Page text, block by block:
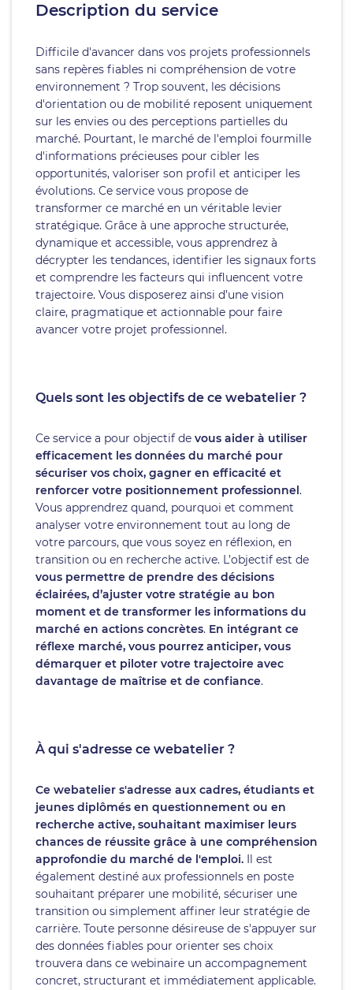
Description du service
Difficile d'avancer dans vos projets professionnels
sans repères fiables ni compréhension de votre
environnement ? Trop souvent, les décisions
d'orientation ou de mobilité reposent uniquement
sur les envies ou des perceptions partielles du
marché. Pourtant, le marché de l'emploi fourmille
d'informations précieuses pour cibler les
opportunités, valoriser son profil et anticiper les
évolutions. Ce service vous propose de
transformer ce marché en un véritable levier
stratégique. Grâce à une approche structurée,
dynamique et accessible, vous apprendrez à
décrypter les tendances, identifier les signaux forts
et comprendre les facteurs qui influencent votre
trajectoire. Vous disposerez ainsi d’une vision
claire, pragmatique et actionnable pour faire
avancer votre projet professionnel.
Quels sont les objectifs de ce webatelier ?
Ce service a pour objectif de vous aider à utiliser
efficacement les données du marché pour
sécuriser vos choix, gagner en efficacité et
renforcer votre positionnement professionnel.
Vous apprendrez quand, pourquoi et comment
analyser votre environnement tout au long de
votre parcours, que vous soyez en réflexion, en
transition ou en recherche active. L’objectif est de
vous permettre de prendre des décisions
éclairées, d’ajuster votre stratégie au bon
moment et de transformer les informations du
marché en actions concrètes. En intégrant ce
réflexe marché, vous pourrez anticiper, vous
démarquer et piloter votre trajectoire avec
davantage de maîtrise et de confiance.
À qui s'adresse ce webatelier ?
Ce webatelier s'adresse aux cadres, étudiants et
jeunes diplômés en questionnement ou en
recherche active, souhaitant maximiser leurs
chances de réussite grâce à une compréhension
approfondie du marché de l'emploi. Il est
également destiné aux professionnels en poste
souhaitant préparer une mobilité, sécuriser une
transition ou simplement affiner leur stratégie de
carrière. Toute personne désireuse de s'appuyer sur
des données fiables pour orienter ses choix
trouvera dans ce webinaire un accompagnement
concret, structurant et immédiatement applicable.